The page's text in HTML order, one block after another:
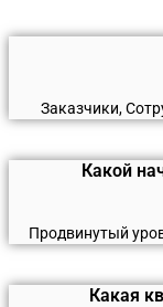
Заказчики,
Какой
Продвинутый
Какая